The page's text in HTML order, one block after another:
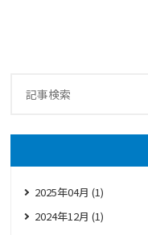
2025年04月 (1)
2024年12月 (1)